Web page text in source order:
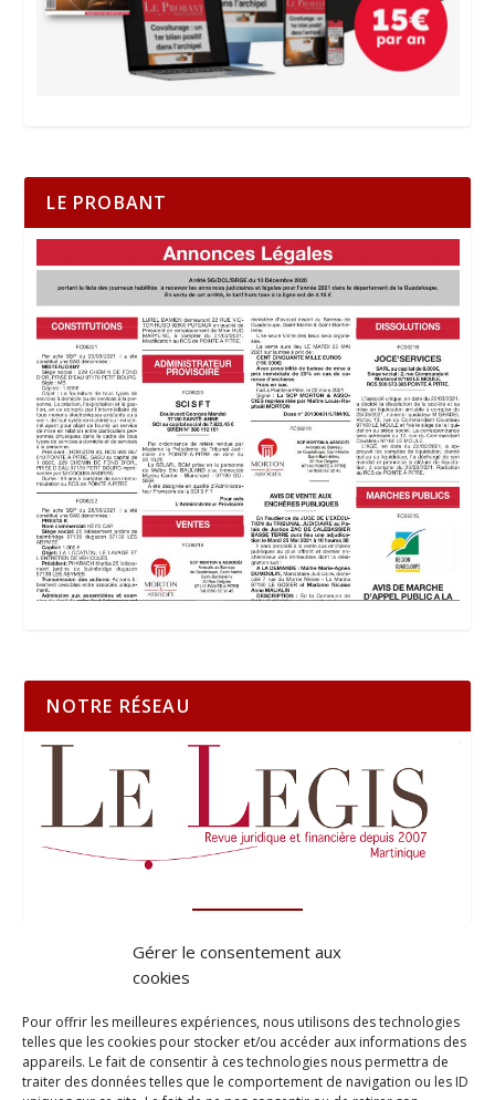
Gérer le consentement aux
cookies
Pour offrir les meilleures expériences, nous utilisons des technologies
telles que les cookies pour stocker et/ou accéder aux informations des
appareils. Le fait de consentir à ces technologies nous permettra de
traiter des données telles que le comportement de navigation ou les ID
LE PROBANT
NOTRE RÉSEAU